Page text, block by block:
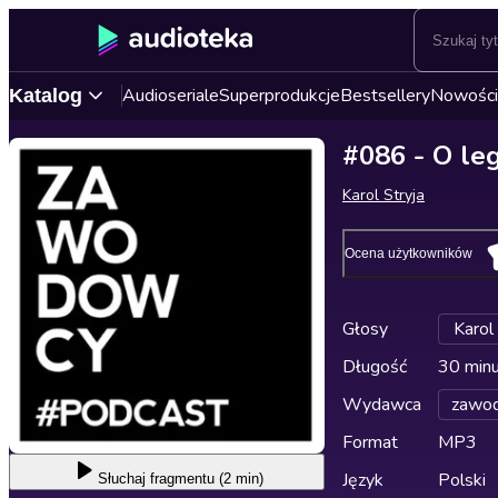
Katalog AudioserialeSuperprodukcjeBestselleryNowości
Słuchaj fragmentu (2 min)
#086 - O
Karol Stryja
Ocena użytkowników
Głosy
Długość
30
Wydawca
Format
MP3
Język
Polski